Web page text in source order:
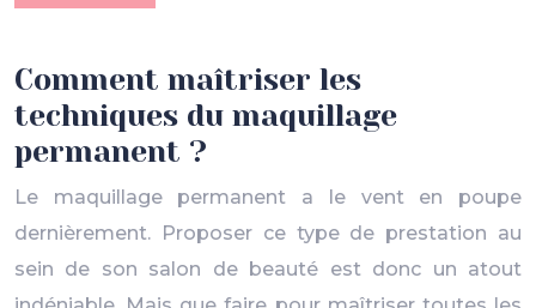
Comment maîtriser les
techniques du maquillage
permanent ?
Le maquillage permanent a le vent en poupe
dernièrement. Proposer ce type de prestation au
sein de son salon de beauté est donc un atout